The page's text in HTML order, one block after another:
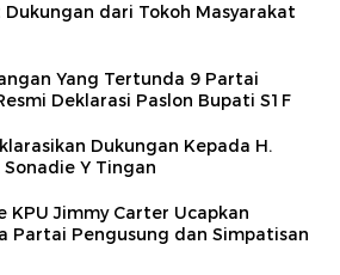
dari Tokoh Masyarakat
Yang Tertunda 9 Partai
Deklarasi Paslon Bupati S1F
Dukungan Kepada H.
Y Tingan
KPU Jimmy Carter Ucapkan
Partai Pengusung dan Simpatisan